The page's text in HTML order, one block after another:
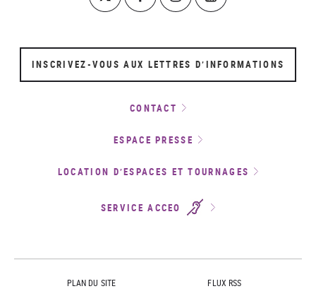
INSCRIVEZ-VOUS AUX LETTRES D’INFORMATIONS
CONTACT
ESPACE PRESSE
LOCATION D’ESPACES ET TOURNAGES
SERVICE ACCEO
PLAN DU SITE FLUX RSS